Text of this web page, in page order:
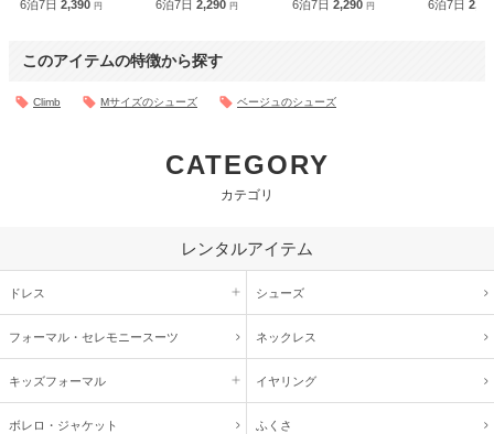
6泊7日 2,390 円 6泊7日2,290円 6泊7日 2,290 円 6泊7日
このアイテムの特徴から探す
Climb Mサイズのシューズ ベージュのシューズ
CATEGORY
カテゴリ
レンタルアイテム
ドレス シューズ
フォーマル・ セレモニースーツ ネックレス
キッズフォーマル イヤリング
ボレロ・ジャケット ふくさ